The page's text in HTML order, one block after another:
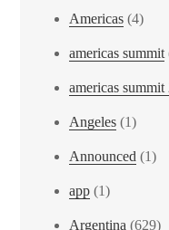
Americas (4)
americas summit
americas
Angeles (1)
Announced (1)
app (1)
Argentina (629)